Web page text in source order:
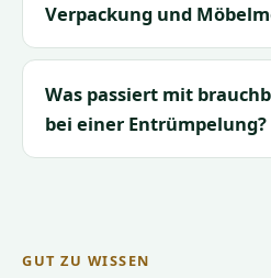
Verpackung und
Was passiert mit
bei einer Entrümpelung?
GUT ZU WISSEN